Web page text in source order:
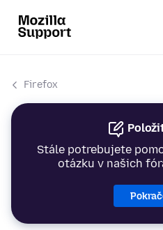
Firefox
Stále potrebujete
otázku v našich